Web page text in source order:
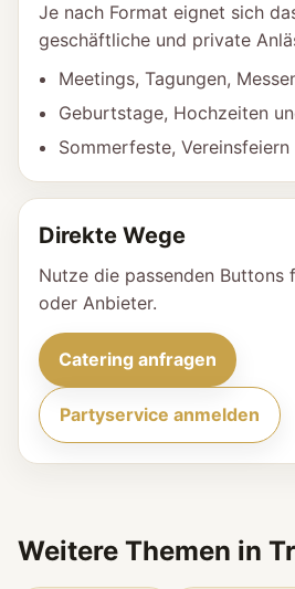
Je nach Format eignet sich
geschäftliche und private
Meetings, Tagungen,
Geburtstage, Hochzeiten
Sommerfeste,
Direkte Wege
Nutze die passenden Buttons
oder Anbieter.
Catering anfragen
Partyservice anmelden
Weitere Themen in